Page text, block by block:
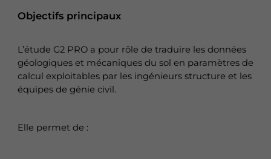
Objectifs principaux
L’étude G2 PRO a pour rôle de traduire les données
géologiques et mécaniques du sol en paramètres de
calcul exploitables par les ingénieurs structure et les
équipes de génie civil.
Elle permet de :